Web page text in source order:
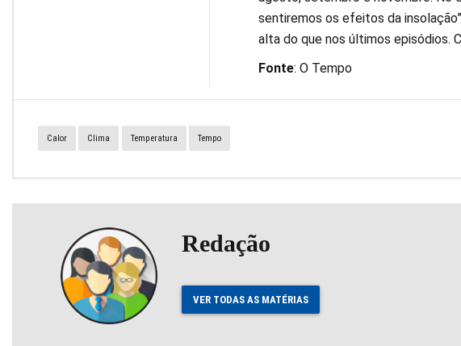
sentiremos os efeitos da
alta do que nos últimos episódios.
Fonte: O Tempo
Calor Clima Temperatura Tempo
Redação
VER TODAS AS MATÉRIAS